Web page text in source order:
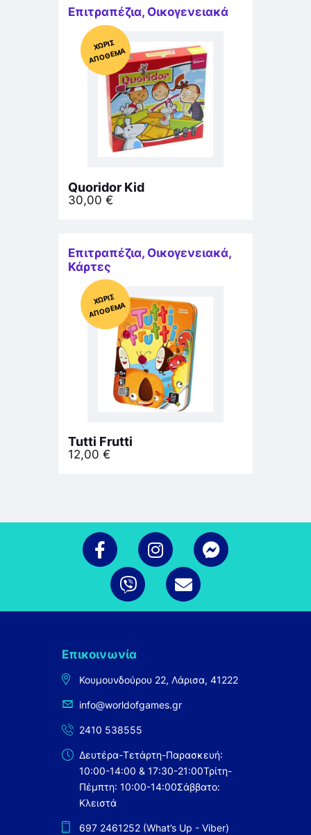
Επιτραπέζια, Οικογενειακά
Χ
ΩΡΊΣ
Α
Π
Ό
ΘΕ
ΜΑ
Quoridor Kid
30,00 €
Επιτραπέζια, Οικογενειακά,
Κάρτες
Χ
ΩΡΊΣ
Α
Π
Ό
ΘΕ
ΜΑ
Tutti Frutti
12,00 €
Επικοινωνία
Κουμουνδούρου 22, Λάρισα, 41222
info@worldofgames.gr
2410 538555
Δευτέρα-Τετάρτη-Παρασκευή:
10:00-14:00 & 17:30-21:00Τρίτη-
Πέμπτη: 10:00-14:00Σάββατο:
Κλειστά
697 2461252 (What’s Up - Viber)